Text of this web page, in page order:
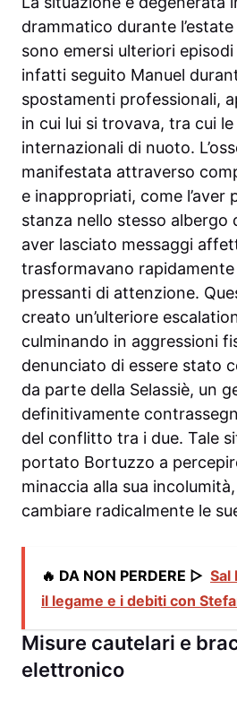
drammatico durante
sono emersi ulteriori
infatti seguito Manuel
spostamenti professionali,
in cui lui si trovava, tra cui
internazionali di nuoto.
manifestata attraverso
e inappropriati, come l’aver
stanza nello stesso albergo
aver lasciato messaggi
trasformavano
pressanti di attenzione.
creato un’ulteriore
culminando in aggressioni
denunciato di essere stato
da parte della Selassiè, un
definitivamente
del conflitto tra i due. Tale
portato Bortuzzo a
minaccia alla sua
cambiare radicalmente le
🔥 DA NON PERDERE ▷ Sal
il legame e i debiti con
Misure cautelari e
elettronico